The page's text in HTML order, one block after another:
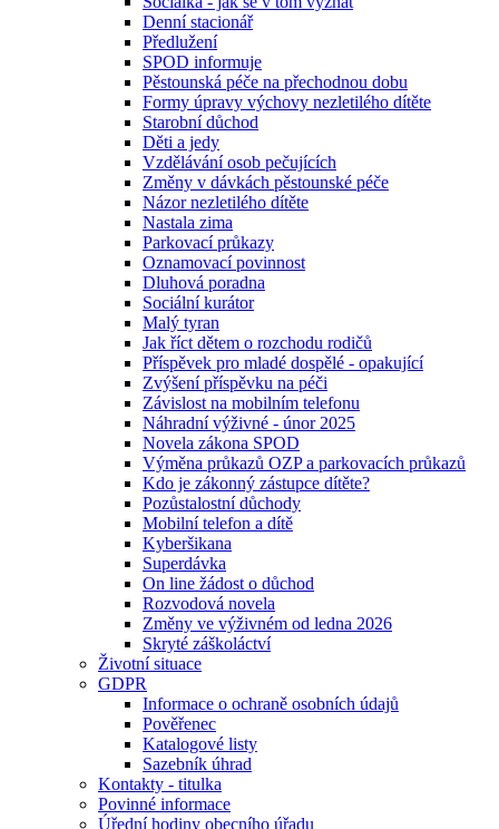
Denní stacionář
Předlužení
SPOD informuje
Pěstounská péče na přechodnou dobu
Formy úpravy výchovy nezletilého dítěte
Starobní důchod
Děti a jedy
Vzdělávání osob pečujících
Změny v dávkách pěstounské péče
Názor nezletilého dítěte
Nastala zima
Parkovací průkazy
Oznamovací povinnost
Dluhová poradna
Sociální kurátor
Malý tyran
Jak říct dětem o rozchodu rodičů
Příspěvek pro mladé dospělé - opakující
Zvýšení příspěvku na péči
Závislost na mobilním telefonu
Náhradní výživné - únor 2025
Novela zákona SPOD
Výměna průkazů OZP a parkovacích průkazů
Kdo je zákonný zástupce dítěte?
Pozůstalostní důchody
Mobilní telefon a dítě
Kyberšikana
Superdávka
On line žádost o důchod
Rozvodová novela
Změny ve výživném od ledna 2026
Skryté záškoláctví
Životní situace
GDPR
Informace o ochraně osobních údajů
Pověřenec
Katalogové listy
Sazebník úhrad
Kontakty - titulka
Povinné informace
Úřední hodiny obecního úřadu